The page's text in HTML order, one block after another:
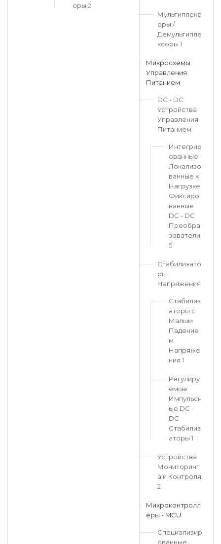
оры 2
Мультиплекс
оры /
Демультипле
ксоры 1
Микросхемы
Управления
Питанием
DC - DC
Устройства
Управления
Питанием
Интегрир
ованные
Локализо
ванные к
Нагрузке
Фиксиро
ванные
DC - DC
Преобра
зователи
5
Стабилизато
ры
Напряжения
Стабилиз
аторы с
Малым
Падение
м
Напряже
ния 1
Регулиру
емые
Импульсн
ые DC -
DC
Стабилиз
аторы 1
Устройства
Мониторинг
а и Контроля
2
Микроконтролл
еры - MCU
Специализир
ованные